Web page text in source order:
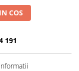
COS
191